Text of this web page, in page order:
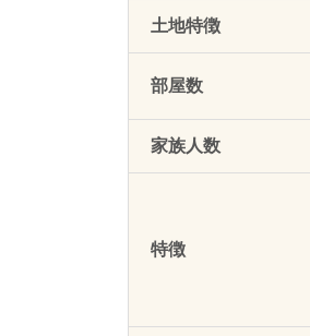
土地特徴
部屋数
家族人数
特徴